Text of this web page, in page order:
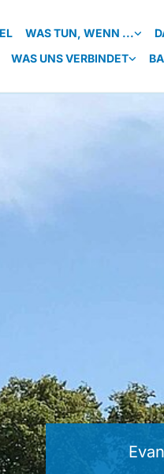
WAS TUN, WENN ...
WAS UNS VERBINDET